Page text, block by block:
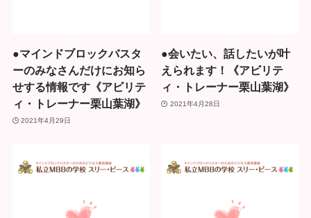
●マインドブロックバスタ
ーのみなさんだけにお知ら
せする情報です《アビリテ
ィ・トレーナー栗山葉湖》
2021年4月29日
●会いたい、話したいが叶
えられます！《アビリテ
ィ・トレーナー栗山葉湖》
2021年4月28日